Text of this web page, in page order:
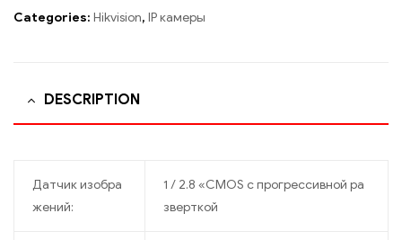
Categories: Hikvision, IP камеры
DESCRIPTION
Датчик изобра
жений:
1 / 2.8 «CMOS с прогрессивной ра
зверткой